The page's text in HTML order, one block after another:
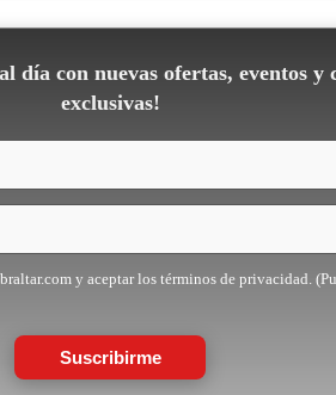
día con nuevas ofertas, eventos y
exclusivas!
y aceptar los términos de privacidad.
Suscribirme